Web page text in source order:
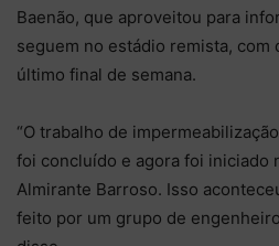
Baenão, que aproveitou para
seguem no estádio remista, com
último final de semana.
“O trabalho de
foi concluído e agora foi iniciado
Almirante Barroso. Isso
feito por um grupo de